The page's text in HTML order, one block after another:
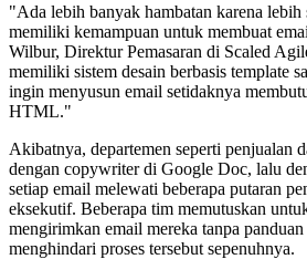
"Ada lebih banyak hambatan karena
memiliki kemampuan untuk membuat
Wilbur, Direktur Pemasaran di Scaled
memiliki sistem desain berbasis template
ingin menyusun email setidaknya
HTML."
Akibatnya, departemen seperti penjualan
dengan copywriter di Google Doc, lalu
setiap email melewati beberapa putaran
eksekutif. Beberapa tim memutuskan
mengirimkan email mereka tanpa
menghindari proses tersebut sepenuhnya.